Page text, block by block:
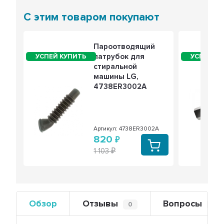
С этим товаром покупают
Пароотводящий
патрубок для
стиральной
машины LG,
4738ER3002A
Артикул: 4738ER3002A
820
1 103
Обзор Отзывы 0 Вопросы